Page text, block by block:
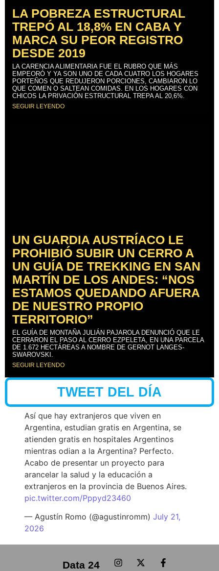
LA POBREZA ESTRUCTURAL
TREPÓ AL 18,8% EN CABA Y
MARCA SU PEOR REGISTRO
DESDE 2019
LA CARENCIA ALIMENTARIA FUE EL RUBRO QUE MÁS
EMPEORÓ Y YA SON UNO DE CADA CUATRO LOS HOGARES
PORTEÑOS QUE REDUJERON PORCIONES, CAMBIARON LO
QUE COMEN O SALTEAN COMIDAS. EN LOS HOGARES CON
CHICOS LA PRIVACIÓN ESTRUCTURAL TREPA AL 20,6%.
SEGUIR LEYENDO
UN GUARDIA AUSTRÍACO LE
PROHIBIÓ SUBIR UN CERRO A
UN GUÍA DE TREKKING EN SAN
MARTÍN DE LOS ANDES: “NOS
ESTAMOS QUEDANDO AFUERA
DE NUESTRO PROPIO
TERRITORIO”
EL GUÍA DE MONTAÑA JULIÁN PAJAROLA DENUNCIÓ QUE LE
CERRARON EL PASO AL CERRO EZPELETA, EN UNA PARCELA
DE 1.672 HECTÁREAS A NOMBRE DE GERNOT LANGES-
SWAROVSKI.
SEGUIR LEYENDO
TWEET DEL DÍA
Así que hay extranjeros que viven en
Argentina, estudian gratis en Argentina, se
atienden gratis en hospitales Argentinos
mientras odian a la Argentina? Perfecto.
Acabo de presentar un proyecto para
arancelar la salud y la educación a
extranjeros en la provincia de Buenos Aires.
pic.twitter.com/Pppyd23460
— Agustín Romo (@agustinromm) July 21,
2026
Data 24